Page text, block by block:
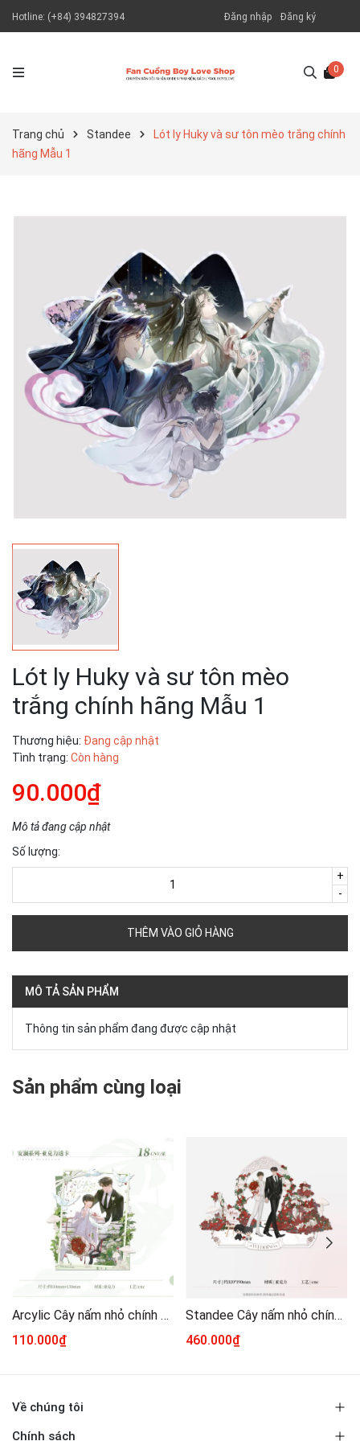
Hotline: (+84) 394827394 Đăng nhập Đăng ký
0
Trang chủ Standee
Lót ly Huky và sư tôn mèo trắng chính
hãng Mẫu 1
Lót ly Huky và sư tôn mèo
trắng chính hãng Mẫu 1
Thương hiệu: Đang cập nhật
Tình trạng: Còn hàng
90.000₫
Mô tả đang cập nhật
Số lượng:
-
+
THÊM VÀO GIỎ HÀNG
MÔ TẢ SẢN PHẨM
Thông tin sản phẩm đang được cập nhật
Sản phẩm cùng loại
Arcylic Cây nấm nhỏ chính hãng mẫu 5
110.000₫
Standee Cây nấm nhỏ chính hãng 32
460.000₫
Về chúng tôi
Chính sách